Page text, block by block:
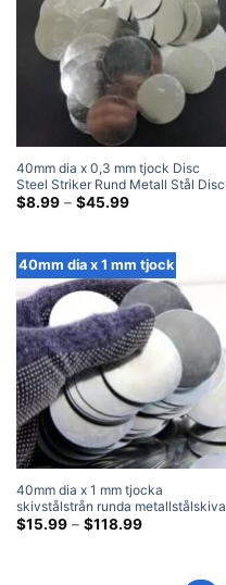
40mm dia x 0,3 mm tjock Disc
Steel Striker Rund Metall Stål Disc
Strike Plates
$8.99 – $45.99Prisklass:
40mm dia x 1 mm tjock
40mm dia x 1 mm tjocka
skivstålstrån runda metallstålskiva
slagplåtar
$15.99 – $118.99Prisklass: